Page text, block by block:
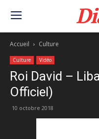
Accueil Culture
Culture Vidéo
Roi David –
Officiel)
10 octobre 2018